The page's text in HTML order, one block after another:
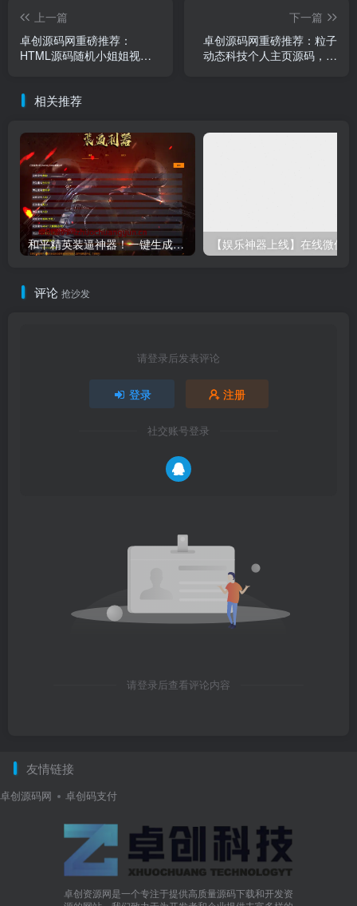
上一篇
卓创源码网重磅推荐：
HTML源码随机小姐姐视频
下一篇
卓创源码网重磅推荐：粒子
动态科技个人主页源码，以
相关推荐
和平精英装逼神器！一键生成彩色字体代码单页源码下载｜手机电脑即用-卓创源码网
评论 抢沙发
请登录后发表评论
登录 注册
社交账号登录
请登录后查看评论内容
友情链接
卓创源码网 卓创码支付
卓创资源网是一个专注于提供高质量源码下载和开发资